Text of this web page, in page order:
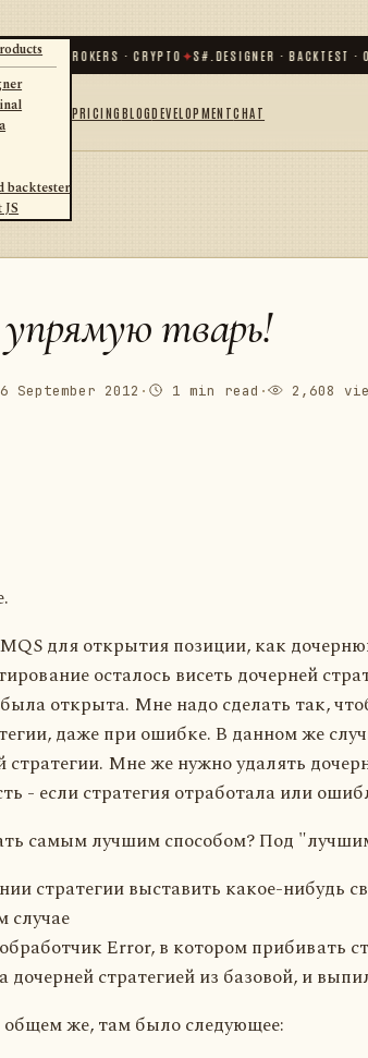
· BROKERS · CRYPTO✦S#.DESIGNER · BACKTEST ·
backtester
JS
PRICINGBLOGDEVELOPMENTCHAT
тварь!
September 2012 · 1 min read · 2,608
для открытия позиции, как
осталось висеть дочерней
открыта. Мне надо сделать так,
даже при ошибке. В данном же
стратегии. Мне же нужно удалять
- если стратегия отработала или
самым лучшим способом? Под
стратегии выставить какое-нибудь
случае
Error, в котором прибивать
дочерней стратегией из базовой, и
общем же, там было следующее: